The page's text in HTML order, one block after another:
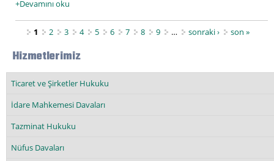
+Devamını oku
Sayfalar
1 2 3 4 5 6 7 8 9 … sonraki › son »
Hizmetlerimiz
Ticaret ve Şirketler Hukuku
İdare Mahkemesi Davaları
Tazminat Hukuku
Nüfus Davaları